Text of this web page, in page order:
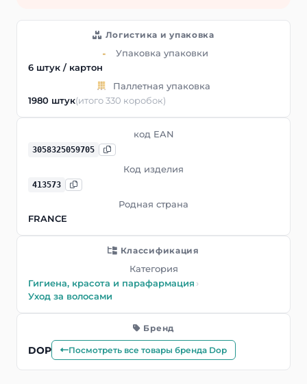
Логистика и упаковка
Упаковка упаковки
6 штук / картон
Паллетная упаковка
1980 штук(итого 330 коробок)
код EAN
3058325059705
Код изделия
413573
Родная страна
FRANCE
Классификация
Категория
Гигиена, красота и парафармация ›
Уход за волосами
Бренд
DOP Посмотреть все товары бренда Dop